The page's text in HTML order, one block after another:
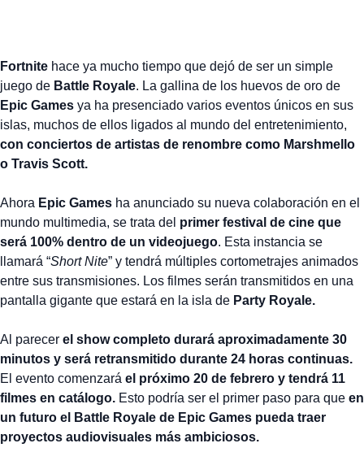
Fortnite hace ya mucho tiempo que dejó de ser un simple
juego de Battle Royale. La gallina de los huevos de oro de
Epic Games ya ha presenciado varios eventos únicos en sus
islas, muchos de ellos ligados al mundo del entretenimiento,
con conciertos de artistas de renombre como Marshmello
o Travis Scott.
Ahora Epic Games ha anunciado su nueva colaboración en el
mundo multimedia, se trata del primer festival de cine que
será 100% dentro de un videojuego. Esta instancia se
llamará “Short Nite” y tendrá múltiples cortometrajes animados
entre sus transmisiones. Los filmes serán transmitidos en una
pantalla gigante que estará en la isla de Party Royale.
Al parecer el show completo durará aproximadamente 30
minutos y será retransmitido durante 24 horas continuas.
El evento comenzará el próximo 20 de febrero y tendrá 11
filmes en catálogo. Esto podría ser el primer paso para que en
un futuro el Battle Royale de Epic Games pueda traer
proyectos audiovisuales más ambiciosos.